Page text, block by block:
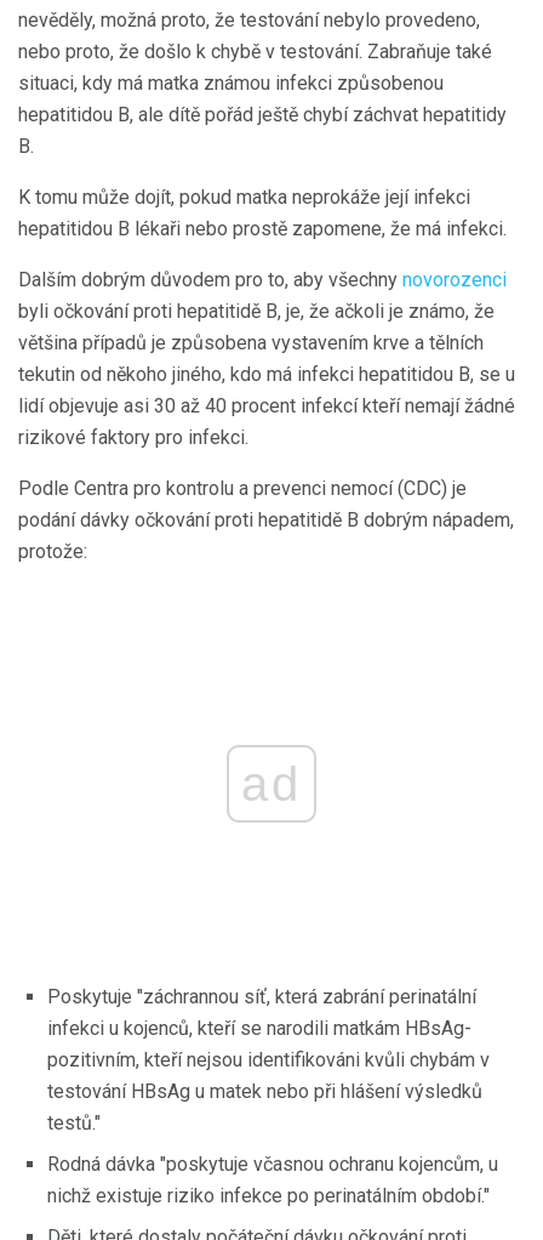
nevěděly, možná proto, že testování nebylo provedeno,
nebo proto, že došlo k chybě v testování. Zabraňuje také
situaci, kdy má matka známou infekci způsobenou
hepatitidou B, ale dítě pořád ještě chybí záchvat hepatitidy
B.
K tomu může dojít, pokud matka neprokáže její infekci
hepatitidou B lékaři nebo prostě zapomene, že má infekci.
Dalším dobrým důvodem pro to, aby všechny novorozenci
byli očkování proti hepatitidě B, je, že ačkoli je známo, že
většina případů je způsobena vystavením krve a tělních
tekutin od někoho jiného, ​​kdo má infekci hepatitidou B, se u
lidí objevuje asi 30 až 40 procent infekcí kteří nemají žádné
rizikové faktory pro infekci.
Podle Centra pro kontrolu a prevenci nemocí (CDC) je
podání dávky očkování proti hepatitidě B dobrým nápadem,
protože:
ad
Poskytuje "záchrannou síť, která zabrání perinatální
infekci u kojenců, kteří se narodili matkám HBsAg-
pozitivním, kteří nejsou identifikováni kvůli chybám v
testování HBsAg u matek nebo při hlášení výsledků
testů."
Rodná dávka "poskytuje včasnou ochranu kojencům, u
nichž existuje riziko infekce po perinatálním období."